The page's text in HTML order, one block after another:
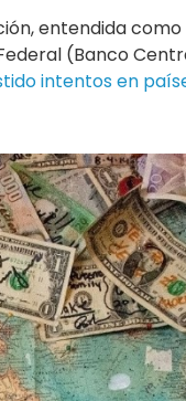
entendida
(Banco
intentos en